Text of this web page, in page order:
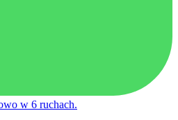
w 6 ruchach.